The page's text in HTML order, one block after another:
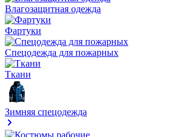
Влагозащитная одежда
Фартуки
Спецодежда для пожарных
Ткани
Зимняя спецодежда